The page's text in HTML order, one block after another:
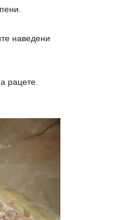
наведени
рацете.